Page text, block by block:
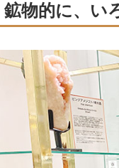
鉱物的に、い